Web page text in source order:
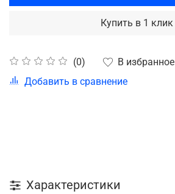
(0)
В избранное
Добавить в сравнение
Купить в 1 клик
Характеристики